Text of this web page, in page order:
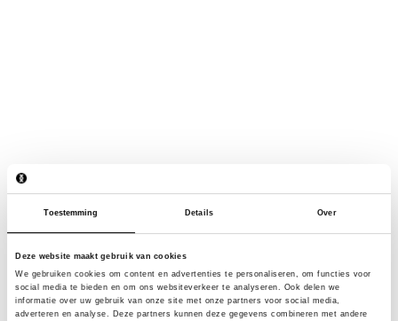
Toestemming Details Over
Deze website maakt gebruik van cookies
We gebruiken cookies om content en advertenties te personaliseren, om functies voor
social media te bieden en om ons websiteverkeer te analyseren. Ook delen we
informatie over uw gebruik van onze site met onze partners voor social media,
adverteren en analyse. Deze partners kunnen deze gegevens combineren met andere